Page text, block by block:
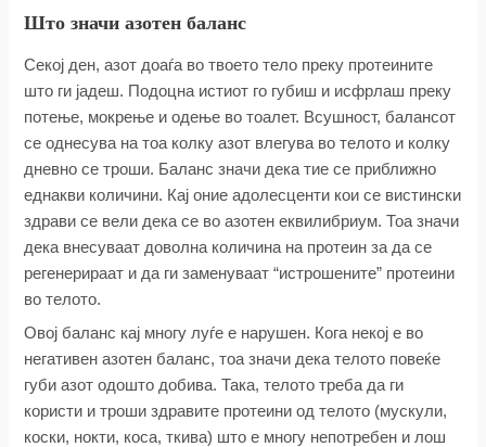
Што значи азотен баланс
Секој ден, азот доаѓа во твоето тело преку протеините
што ги јадеш. Подоцна истиот го губиш и исфрлаш преку
потење, мокрење и одење во тоалет. Всушност, балансот
се однесува на тоа колку азот влегува во телото и колку
дневно се троши. Баланс значи дека тие се приближно
еднакви количини. Кај оние адолесценти кои се вистински
здрави се вели дека се во азотен еквилибриум. Тоа значи
дека внесуваат доволна количина на протеин за да се
регенерираат и да ги заменуваат “истрошените” протеини
во телото.
Овој баланс кај многу луѓе е нарушен. Кога некој е во
негативен азотен баланс, тоа значи дека телото повеќе
губи азот одошто добива. Така, телото треба да ги
користи и троши здравите протеини од телото (мускули,
коски, нокти, коса, ткива) што е многу непотребен и лош